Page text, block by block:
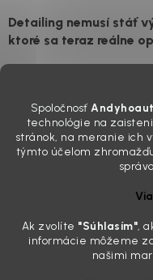
Spoločnosť
technológie na
stránok, na meranie ich
týmto účelom
Ak zvolíte "Súhlasím",
informácie môžeme
našimi
Detailing nemusí stáť
ktoré sa teraz reálne
Sobotné ráno, káva v ruke
niekoho nuda, pre nás
všetky tie fľaštičky,
pokaziť náladu. Dobrá
Zabudnite na šmuhy:
vášho auta urobia
radosti vidíte len šedý
brzdového prachu. Pre